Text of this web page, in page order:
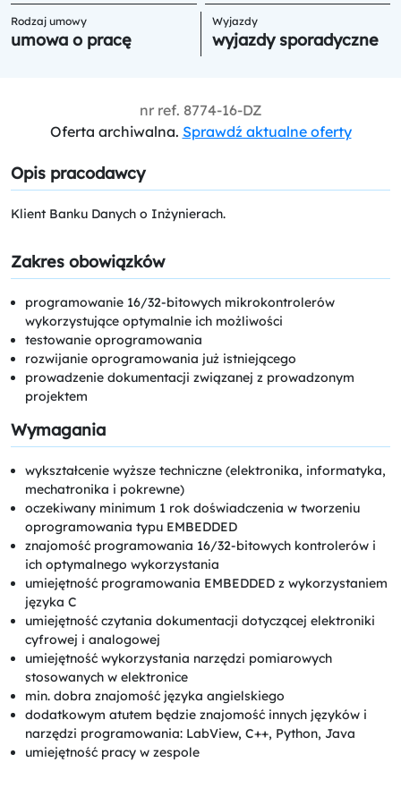
Rodzaj umowy
umowa o pracę
Wyjazdy
wyjazdy sporadyczne
nr ref. 8774-16-DZ
Oferta archiwalna. Sprawdź aktualne oferty
Opis pracodawcy
Klient Banku Danych o Inżynierach.
Zakres obowiązków
programowanie 16/32-bitowych mikrokontrolerów
wykorzystujące optymalnie ich możliwości
testowanie oprogramowania
rozwijanie oprogramowania już istniejącego
prowadzenie dokumentacji związanej z prowadzonym
projektem
Wymagania
wykształcenie wyższe techniczne (elektronika, informatyka,
mechatronika i pokrewne)
oczekiwany minimum 1 rok doświadczenia w tworzeniu
oprogramowania typu EMBEDDED
znajomość programowania 16/32-bitowych kontrolerów i
ich optymalnego wykorzystania
umiejętność programowania EMBEDDED z wykorzystaniem
języka C
umiejętność czytania dokumentacji dotyczącej elektroniki
cyfrowej i analogowej
umiejętność wykorzystania narzędzi pomiarowych
stosowanych w elektronice
min. dobra znajomość języka angielskiego
dodatkowym atutem będzie znajomość innych języków i
narzędzi programowania: LabView, C++, Python, Java
umiejętność pracy w zespole